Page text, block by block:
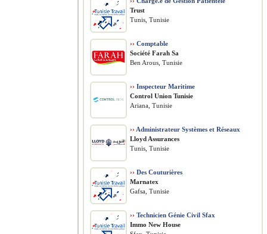
Trust
Tunis, Tunisie
›› Comptable
Société Farah Sa
Ben Arous, Tunisie
›› Inspecteur Maritime
Control Union Tunisie
Ariana, Tunisie
›› Administrateur Systèmes et Réseaux
Lloyd Assurances
Tunis, Tunisie
›› Des Couturières
Marnatex
Gafsa, Tunisie
›› Technicien Génie Civil Sfax
Immo New House